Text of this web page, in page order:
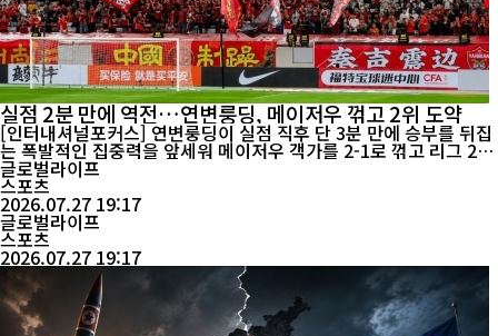
실점 2분 만에 역전…연변룽딩, 메이저우 꺾고 2위 도약
[인터내셔널포커스] 연변룽딩이 실점 직후 단 3분 만에 승부를 뒤집
는 폭발적인 집중력을 앞세워 메이저우 객가를 2-1로 꺾고 리그 2위
에 오르며 승격 경쟁에 다시 불을 지폈다. 이날 경기는 빠른 공수 전
환과 결정력이 승부를 갈랐고, 경기 영상에는 연변의 역전 드라마가
생생하게 담겼다. 연변룽딩은 27일 열린 2026 중국 프로축구 2부리
그(갑급리그) 16라운드 홈경기에서 메이저우를 상대로 짜릿한 역전
승을 거뒀다....
글로벌라이프
스포츠
2026.07.27 19:17
글로벌라이프
스포츠
2026.07.27 19:17